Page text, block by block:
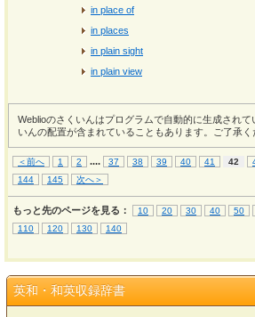
in place of
in places
in plain sight
in plain view
Weblioのさくいんはプログラムで自動的に生成されて
いんの配置が含まれていることもあります。ご了承く
＜前へ 1 2 .... 37 38 39 40 41 42
144 145 次へ＞
もっと先のページを見る： 10 20 30 40 50
110
120 130 140
英和・和英収録辞書